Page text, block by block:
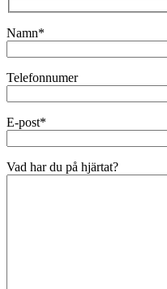
Namn*
Telefonnumer
E-post*
Vad har du på hjärtat?